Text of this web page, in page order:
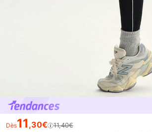
Dès11 ,30€ 11,40€